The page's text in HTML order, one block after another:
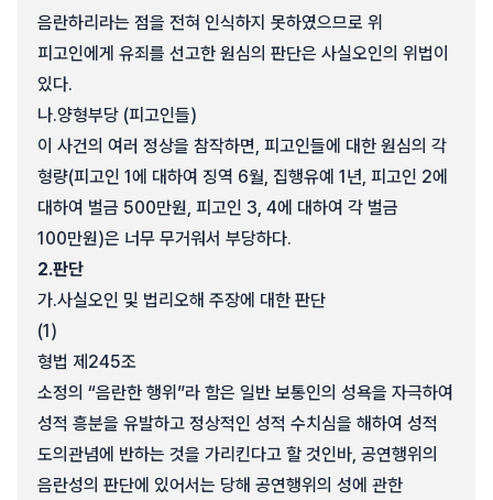
음란하리라는 점을 전혀 인식하지 못하였으므로 위
피고인에게 유죄를 선고한 원심의 판단은 사실오인의 위법이
있다.
나.양형부당 (피고인들)
이 사건의 여러 정상을 참작하면, 피고인들에 대한 원심의 각
형량(피고인 1에 대하여 징역 6월, 집행유예 1년, 피고인 2에
대하여 벌금 500만원, 피고인 3, 4에 대하여 각 벌금
100만원)은 너무 무거워서 부당하다.
2.판단
가.사실오인 및 법리오해 주장에 대한 판단
(1)
형법 제245조
소정의 “음란한 행위”라 함은 일반 보통인의 성욕을 자극하여
성적 흥분을 유발하고 정상적인 성적 수치심을 해하여 성적
도의관념에 반하는 것을 가리킨다고 할 것인바, 공연행위의
음란성의 판단에 있어서는 당해 공연행위의 성에 관한